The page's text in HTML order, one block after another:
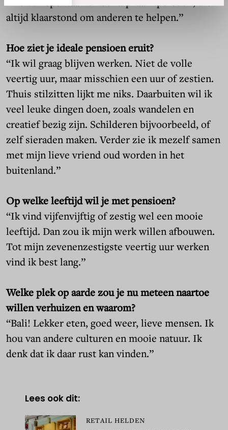
altijd klaarstond om anderen te helpen.”
Hoe ziet je ideale pensioen eruit?
“Ik wil graag blijven werken. Niet de volle
veertig uur, maar misschien een uur of zestien.
Thuis stilzitten lijkt me niks. Daarbuiten wil ik
veel leuke dingen doen, zoals wandelen en
creatief bezig zijn. Schilderen bijvoorbeeld, of
zelf sieraden maken. Verder zie ik mezelf samen
met mijn lieve vriend oud worden in het
buitenland.”
Op welke leeftijd wil je met pensioen?
“Ik vind vijfenvijftig of zestig wel een mooie
leeftijd. Dan zou ik mijn werk willen afbouwen.
Tot mijn zevenenzestigste veertig uur werken
vind ik best lang.”
Welke plek op aarde zou je nu meteen naartoe
willen verhuizen en waarom?
“Bali! Lekker eten, goed weer, lieve mensen. Ik
hou van andere culturen en mooie natuur. Ik
denk dat ik daar rust kan vinden.”
Lees ook dit:
RETAIL HELDEN